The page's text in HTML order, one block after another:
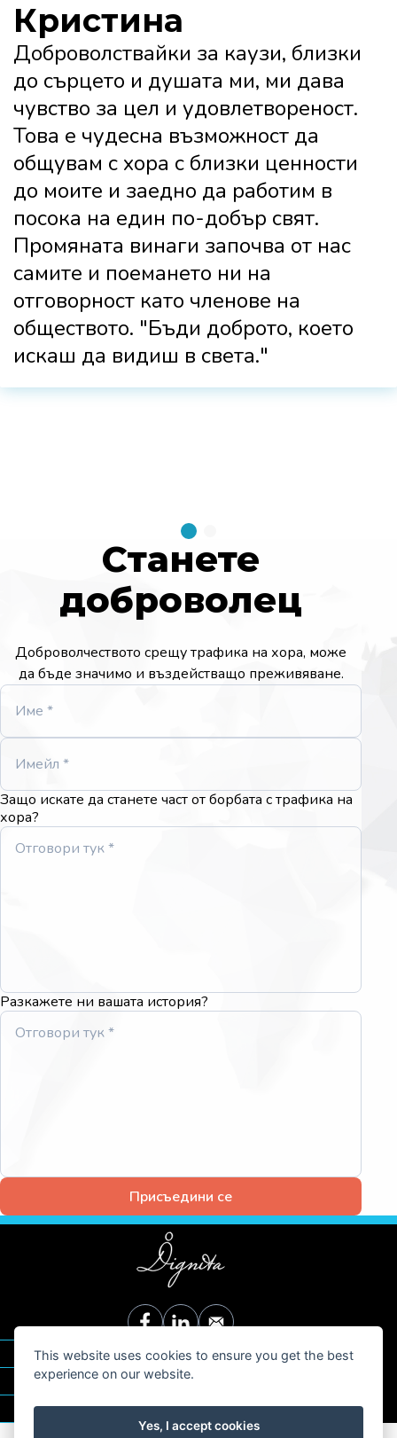
Кристина
Доброволствайки за каузи, близки
до сърцето и душата ми, ми дава
чувство за цел и удовлетвореност.
Това е чудесна възможност да
общувам с хора с близки ценности
до моите и заедно да работим в
посока на един по-добър свят.
Промяната винаги започва от нас
самите и поемането ни на
отговорност като членове на
обществото. "Бъди доброто, което
искаш да видиш в света."
Станете
доброволец
Доброволчеството срещу трафика на хора, може
да бъде значимо и въздействащо преживяване.
Защо искате да станете част от борбата с трафика на
хора?
Разкажете ни вашата история?
Присъедини се
Дигнита
За нас
Нашата работа
Трафик на хора
Какво е трафик на хора
Анализи и Доклади
Действай
Дари
This website uses cookies to ensure you get the best
experience on our website.
Yes, I accept cookies